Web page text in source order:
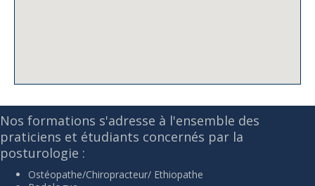
Nos formations s'adresse à l'ensemble des
praticiens et étudiants concernés par la
posturologie :
Ostéopathe/Chiropracteur/ Ethiopathe